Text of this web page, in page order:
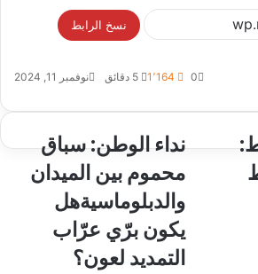
نسخ الرابط
نوفمبر 11, 2024 0
نداء الوطن: سباق
محموم بين الميدان
والدبلوماسيةهل
يكون برّي عرّاب
التمديد لعون؟